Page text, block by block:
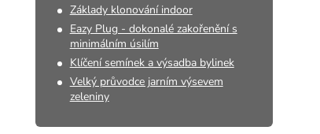
Základy klonování indoor
Eazy Plug - dokonalé zakořenění s
minimálním úsilím
Klíčení semínek a výsadba bylinek
Velký průvodce jarním výsevem
zeleniny